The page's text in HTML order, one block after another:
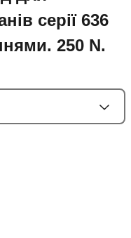
серії 636
250 N.